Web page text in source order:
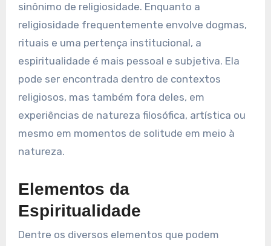
sinônimo de religiosidade. Enquanto a
religiosidade frequentemente envolve dogmas,
rituais e uma pertença institucional, a
espiritualidade é mais pessoal e subjetiva. Ela
pode ser encontrada dentro de contextos
religiosos, mas também fora deles, em
experiências de natureza filosófica, artística ou
mesmo em momentos de solitude em meio à
natureza.
Elementos da
Espiritualidade
Dentre os diversos elementos que podem